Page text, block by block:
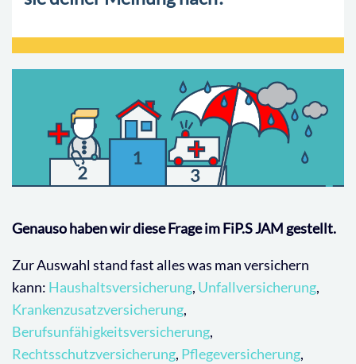
Genauso haben wir diese Frage im FiP.S JAM gestellt.
Zur Auswahl stand fast alles was man versichern
kann: Haushaltsversicherung, Unfallversicherung,
Krankenzusatzversicherung,
Berufsunfähigkeitsversicherung,
Rechtsschutzversicherung, Pflegeversicherung,